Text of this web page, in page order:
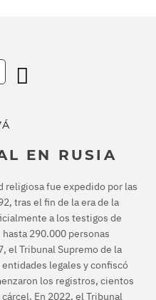
EN RUSIA
religiosa fue expedido por las
tras el fin de la era de la
a los testigos de
290.000 personas
el Tribunal Supremo de la
legales y confiscó
los registros, cientos
En 2022, el Tribunal